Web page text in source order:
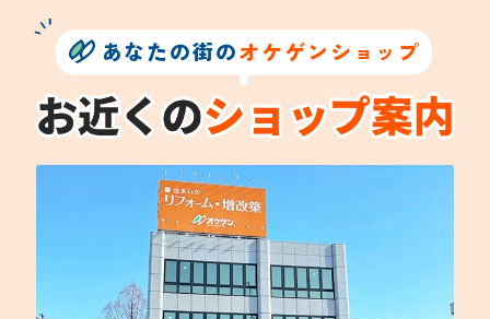
あなたの街のオケゲンショップ